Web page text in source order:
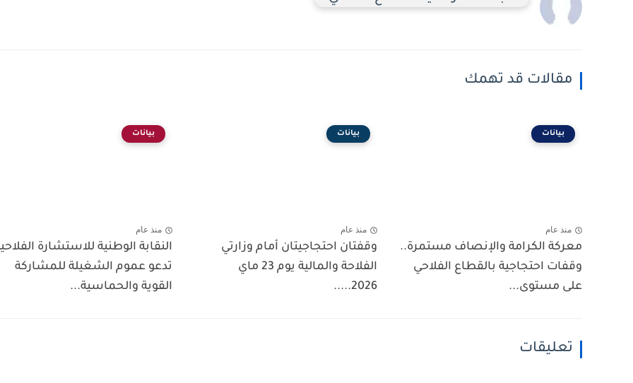
مقالات قد تهمك
بيانات
منذ عام
معركة الكرامة والإنصاف مستمرة..
وقفات احتجاجية بالقطاع الفلاحي
على مستوى...
بيانات
منذ عام
وقفتان احتجاجيتان أمام وزارتي
الفلاحة والمالية يوم 23 ماي
2026.....
بيانات
منذ عام
النقابة الوطنية للاستشارة
تدعو عموم الشغيلة للمشاركة
القوية والحماسية...
تعليقات